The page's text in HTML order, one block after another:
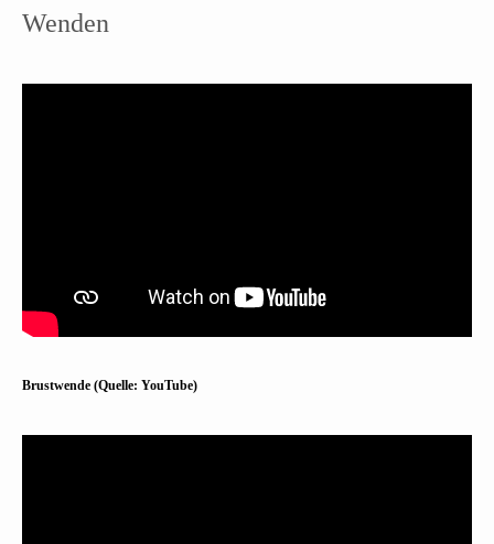
Wenden
Brustwende (Quelle: YouTube)